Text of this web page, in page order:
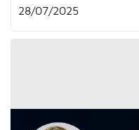
28/07/2025